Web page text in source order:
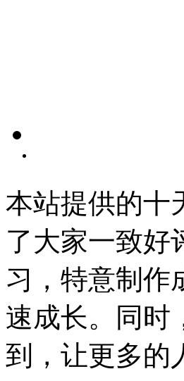
本站提供的十
了大家一致好
习，特意制作
速成长。同时
到，让更多的